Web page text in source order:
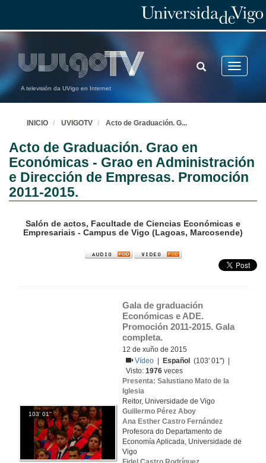
A televisión da UVigo en Internet
Toggle
TOGGLE
SEARCH
INICIO UVIGOTV Acto de Graduación. G...
Acto de Graduación. Grao en
Económicas - Grao en Administración
e Dirección de Empresas. Promoción
2011-2015.
Salón de actos, Facultade de Ciencias Económicas e
Empresariais - Campus de Vigo (Lagoas, Marcosende)
103' 01''
Gala de graduación
Económicas e ADE.
Promoción 2011-2015. Gala
completa.
12 de xuño de 2015
Vídeo
Español
(103' 01'') |
Visto:1976 veces
Presenta: Salustiano Mato de la
Iglesia
Reitor, Universidade de Vigo
Guillermo Pérez Aboy
Ana Esther Castro Fernández
Profesora do Departamento de
Economía Aplicada, Universidade de
Vigo